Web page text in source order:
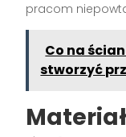
pracom
Co na
stworzyć